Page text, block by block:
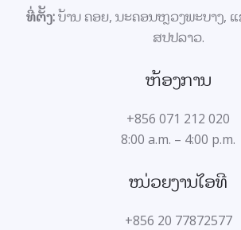
o
k
p
p
ທີ່ຕັ້ງ:ບ້ານ ຄອຍ, ນະຄອນຫຼວງພະບາງ,
ສປປລາວ.
ຫ້ອງການ
+856 071 212 020
8:00 a.m. – 4:00 p.m.
ໜ່ວຍງານໄອທີ
+856 20 77872577